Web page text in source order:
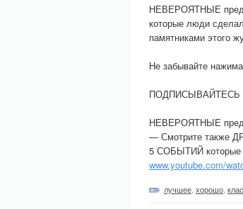
НЕВЕРОЯТНЫЕ
которые люди
памятниками этого
Не забывайте
ПОДПИСЫВАЙТЕСЬ
НЕВЕРОЯТНЫЕ
— Смотрите также
5 СОБЫТИЙ которые
www.youtube.com/
лучшее хорошо